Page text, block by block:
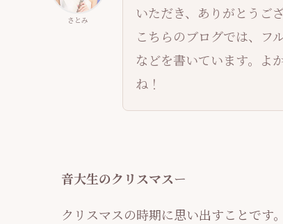
さとみ
いただき、ありがとうご
こちらのブログでは、フ
などを書いています。よ
ね！
音大生のクリスマスー
クリスマスの時期に思い出すことです。